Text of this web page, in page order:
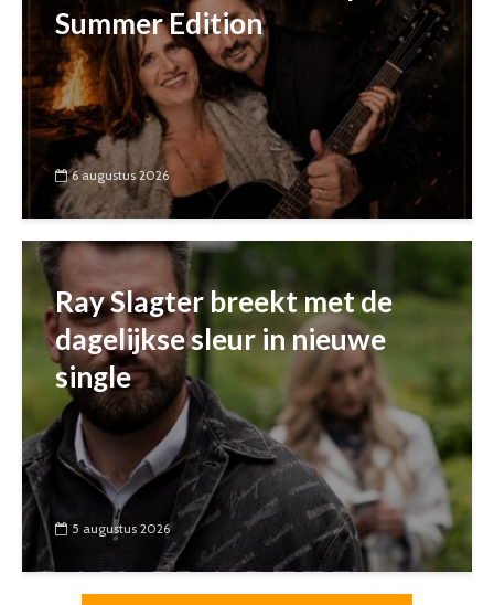
Summer Edition
6 augustus 2026
Ray Slagter breekt met de
dagelijkse sleur in nieuwe
single
5 augustus 2026